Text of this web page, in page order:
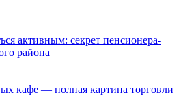
активным: секрет пенсионера-
района
кафе — полная картина торговли